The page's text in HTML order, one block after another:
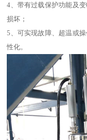
4、带有过载保护功能及
损坏；
5、可实现故障、超温或
性化。